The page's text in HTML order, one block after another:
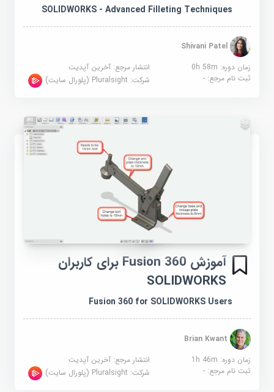
SOLIDWORKS - Advanced Filleting Techniques
Shivani Patel
زمان دوره: 0h 58m
انتشار مرجع:آخرین آپدیت
ثبت نام مرجع:- شرکت:Pluralsight (پلورال سایت)
آموزش Fusion 360 برای کاربران
SOLIDWORKS
Fusion 360 for SOLIDWORKS Users
Brian Kwant
زمان دوره: 1h 46m
انتشار مرجع:آخرین آپدیت
ثبت نام مرجع:- شرکت:Pluralsight (پلورال سایت)